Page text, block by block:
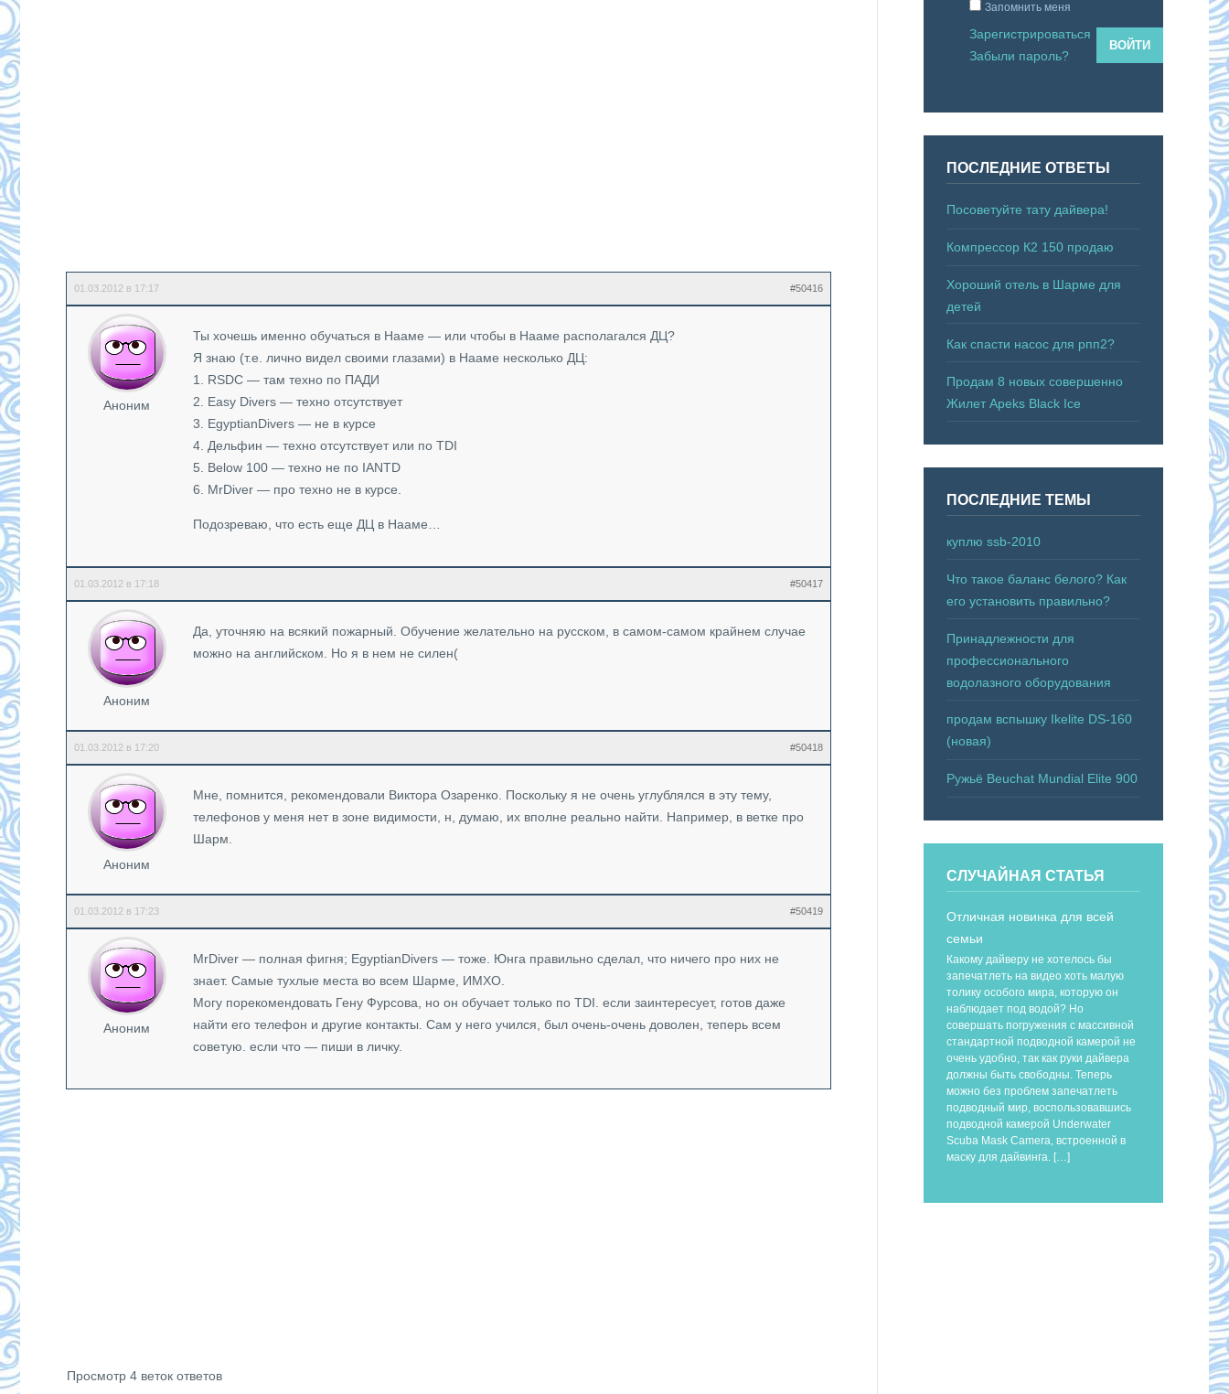
01.03.2012 в 17:17 #50416
Аноним
Ты хочешь именно обучаться в Нааме — или чтобы в Нааме располагался ДЦ?
Я знаю (т.е. лично видел своими глазами) в Нааме несколько ДЦ:
1. RSDC — там техно по ПАДИ
2. Easy Divers — техно отсутствует
3. EgyptianDivers — не в курсе
4. Дельфин — техно отсутствует или по TDI
5. Below 100 — техно не по IANTD
6. MrDiver — про техно не в курсе.
Подозреваю, что есть еще ДЦ в Нааме…
01.03.2012 в 17:18 #50417
Аноним
Да, уточняю на всякий пожарный. Обучение желательно на русском, в самом-самом крайнем случае
можно на английском. Но я в нем не силен(
01.03.2012 в 17:20 #50418
Аноним
Мне, помнится, рекомендовали Виктора Озаренко. Поскольку я не очень углублялся в эту тему,
телефонов у меня нет в зоне видимости, н, думаю, их вполне реально найти. Например, в ветке про
Шарм.
01.03.2012 в 17:23 #50419
Аноним
MrDiver — полная фигня; EgyptianDivers — тоже. Юнга правильно сделал, что ничего про них не
знает. Самые тухлые места во всем Шарме, ИМХО.
Могу порекомендовать Гену Фурсова, но он обучает только по TDI. если заинтересует, готов даже
найти его телефон и другие контакты. Сам у него учился, был очень-очень доволен, теперь всем
советую. если что — пиши в личку.
Просмотр 4 веток ответов
Запомнить меня
ВОЙТИ
Зарегистрироваться
Забыли пароль?
ПОСЛЕДНИЕ ОТВЕТЫ
Посоветуйте тату дайвера!
Компрессор К2 150 продаю
Хороший отель в Шарме для
детей
Как спасти насос для рпп2?
Продам 8 новых совершенно
Жилет Apeks Black Ice
ПОСЛЕДНИЕ ТЕМЫ
куплю ssb-2010
Что такое баланс белого? Как
его установить правильно?
Принадлежности для
профессионального
водолазного оборудования
продам вспышку Ikelite DS-160
(новая)
Ружьё Beuchat Mundial Elite 900
СЛУЧАЙНАЯ СТАТЬЯ
Отличная новинка для всей
семьи
Какому дайверу не хотелось бы
запечатлеть на видео хоть малую
толику особого мира, которую он
наблюдает под водой? Но
совершать погружения с массивной
стандартной подводной камерой не
очень удобно, так как руки дайвера
должны быть свободны. Теперь
можно без проблем запечатлеть
подводный мир, воспользовавшись
подводной камерой Underwater
Scuba Mask Camera, встроенной в
маску для дайвинга. […]